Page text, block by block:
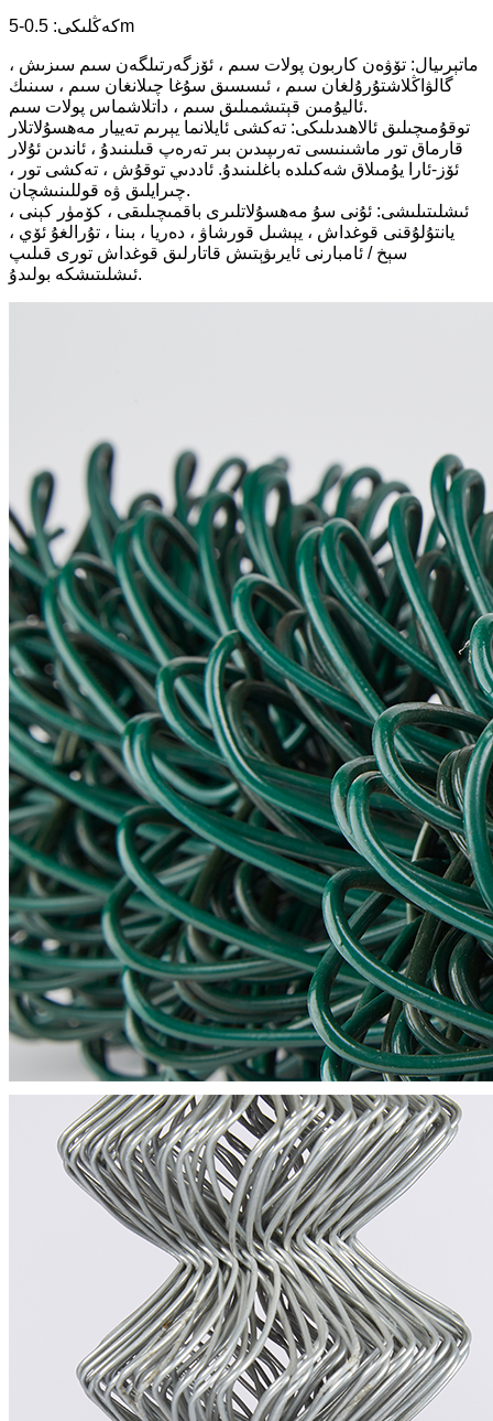
كەڭلىكى: 0.5-5m
ماتېرىيال: تۆۋەن كاربون پولات سىم ، ئۆزگەرتىلگەن سىم سىزىش ،
گالۋاڭلاشتۇرۇلغان سىم ، ئىسسىق سۇغا چىلانغان سىم ، سىنىك
ئاليۇمىن قېتىشمىلىق سىم ، داتلاشماس پولات سىم.
توقۇمىچىلىق ئالاھىدىلىكى: تەكشى ئايلانما يېرىم تەييار مەھسۇلاتلار
قارماق تور ماشىنىسى تەرىپىدىن بىر تەرەپ قىلىنىدۇ ، ئاندىن ئۇلار
ئۆز-ئارا يۇمىلاق شەكىلدە باغلىنىدۇ. ئاددىي توقۇش ، تەكشى تور ،
چىرايلىق ۋە قوللىنىشچان.
ئىشلىتىلىشى: ئۇنى سۇ مەھسۇلاتلىرى باقمىچىلىقى ، كۆمۈر كېنى ،
يانتۇلۇقنى قوغداش ، يېشىل قورشاۋ ، دەريا ، بىنا ، تۇرالغۇ ئۆي ،
سېخ / ئامبارنى ئايرىۋېتىش قاتارلىق قوغداش تورى قىلىپ
ئىشلىتىشكە بولىدۇ.